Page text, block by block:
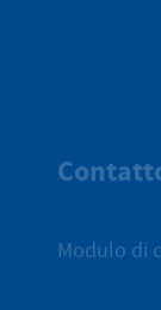
Modulo di